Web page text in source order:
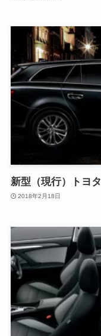
新型（現行）トヨ
2018年2月18日